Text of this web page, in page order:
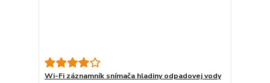
Wi-Fi záznamník snímača hladiny odpadovej vody